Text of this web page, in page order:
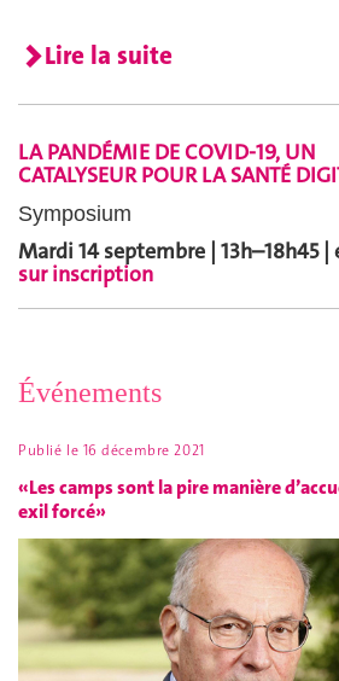
Lire la suite
LA PANDÉMIE DE COVID-19, UN
CATALYSEUR POUR LA SANTÉ
Symposium
Mardi 14 septembre | 13h–18h45 |
sur inscription
Événements
Publié le 16 décembre 2021
«Les camps sont la pire manière
exil forcé»